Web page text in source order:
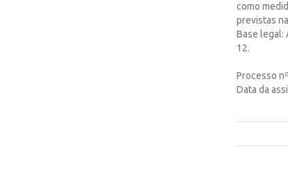
como
previstas
Base legal:
12.
Processo
Data da